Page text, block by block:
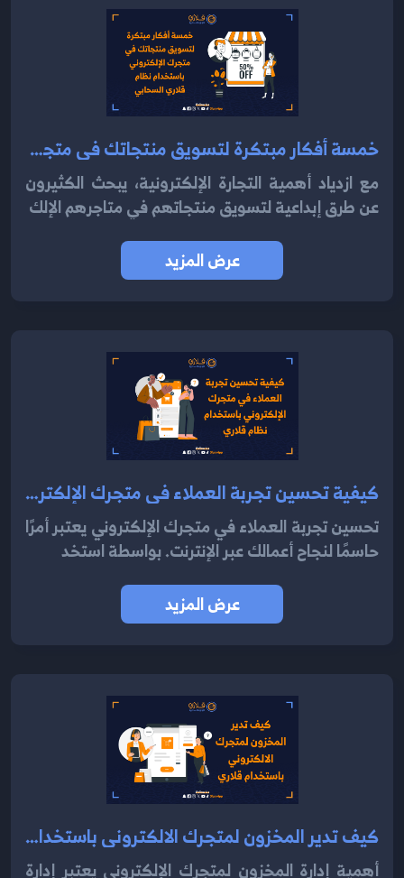
خمسة أفكار مبتكرة لتسويق منتجاتك في متجرك الإلكتروني باستخدام نظام قلاري السحابي 2024
مع ازدياد أهمية التجارة الإلكترونية، يبحث الكثيرون
عن طرق إبداعية لتسويق منتجاتهم في متاجرهم الإلك
عرض المزيد
كيفية تحسين تجربة العملاء في متجرك الإلكتروني باستخدام نظام قلاري 2024
تحسين تجربة العملاء في متجرك الإلكتروني يعتبر أمرًا
حاسمًا لنجاح أعمالك عبر الإنترنت. بواسطة استخد
عرض المزيد
كيف تدير المخزون لمتجرك الالكتروني باستخدام قلاري 2024
أهمية إدارة المخزون لمتجرك الإلكتروني يعتبر إدارة